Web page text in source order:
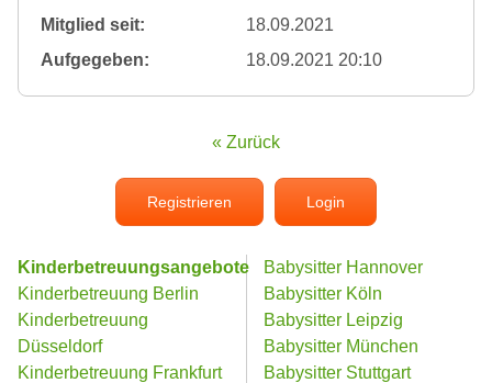
Mitglied seit:
18.09.2021
Aufgegeben:
18.09.2021 20:10
« Zurück
Registrieren Login
Kinderbetreuungsangebote
Kinderbetreuung Berlin
Kinderbetreuung
Düsseldorf
Kinderbetreuung Frankfurt
Babysitter Hannover
Babysitter Köln
Babysitter Leipzig
Babysitter München
Babysitter Stuttgart